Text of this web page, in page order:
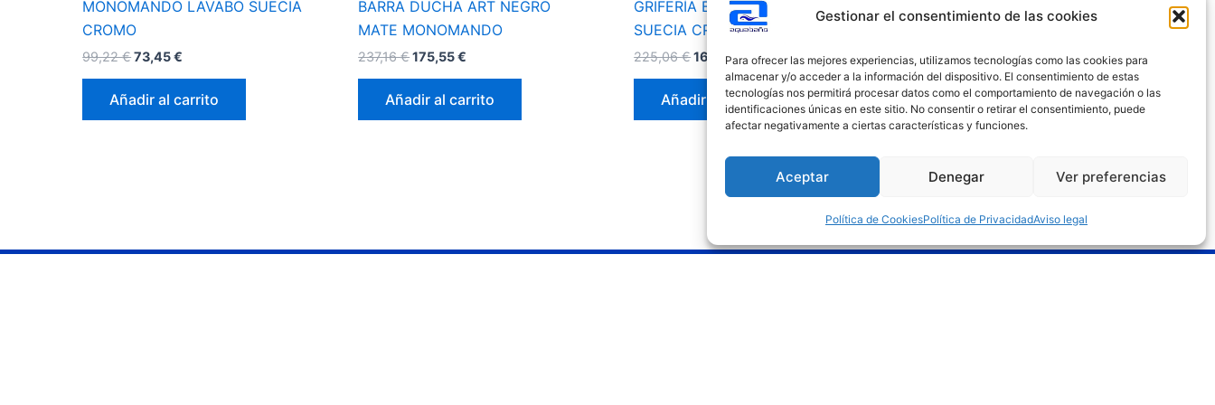
Gestionar el consentimiento de las cookies
Para ofrecer las mejores experiencias, utilizamos tecnologías como las cookies para
almacenar y/o acceder a la información del dispositivo. El consentimiento de estas
tecnologías nos permitirá procesar datos como el comportamiento de navegación o las
identificaciones únicas en este sitio. No consentir o retirar el consentimiento, puede
afectar negativamente a ciertas características y funciones.
Aceptar Denegar Ver preferencias
Política de CookiesPolítica de PrivacidadAviso legal
MONOMANDO LAVABO SUECIA
CROMO
99,22€73,45€
Añadir al carrito
BARRA DUCHA ART NEGRO
MATE MONOMANDO
237,16€175,55€
Añadir al carrito
GRIFERÍA BAÑO- DUCHA
SUECIA CROMO
225,06€166,59€
Añadir al carrito
MONOMANDO LAVABO ART
95,59€70,76€
Añadir al carrito